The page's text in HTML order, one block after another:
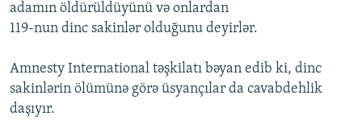
adamın öldürüldüyünü və onlardan
119-nun dinc sakinlər olduğunu deyirlər.
Amnesty International təşkilatı bəyan edib ki, dinc
sakinlərin ölümünə görə üsyançılar da cavabdehlik
daşıyır.